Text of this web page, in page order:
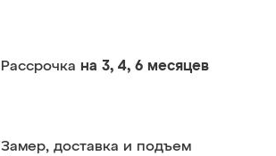
Рассрочка на 3, 4, 6 месяцев
Замер, доставка и подъем